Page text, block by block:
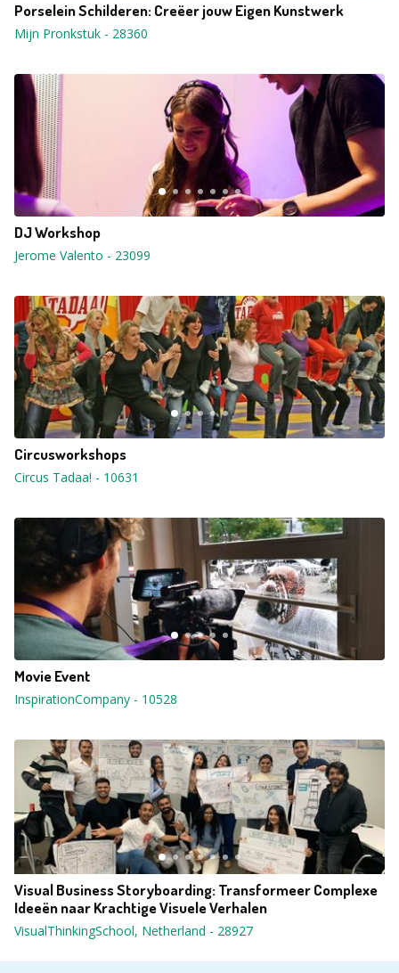
Porselein Schilderen: Creëer jouw Eigen Kunstwerk
Mijn Pronkstuk - 28360
DJ Workshop
Jerome Valento - 23099
Circusworkshops
Circus Tadaa! - 10631
Movie Event
InspirationCompany - 10528
Visual Business Storyboarding: Transformeer Complexe
Ideeën naar Krachtige Visuele Verhalen
VisualThinkingSchool, Netherland - 28927